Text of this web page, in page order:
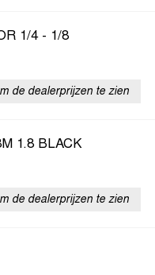
1/4 - 1/8
de dealerprijzen te zien
1.8 BLACK
de dealerprijzen te zien